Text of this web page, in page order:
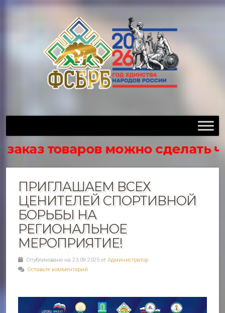
товаров можно сделать
ПРИГЛАШАЕМ ВСЕХ
ЦЕНИТЕЛЕЙ СПОРТИВНОЙ
БОРЬБЫ НА
РЕГИОНАЛЬНОЕ
МЕРОПРИЯТИЕ!
Опубликовано на 23.09.2025 от Администратор
Оставьте комментарий